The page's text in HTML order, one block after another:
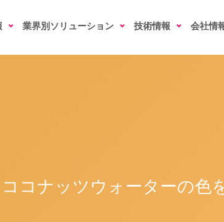
業界別ソリューション 技術情報 会社情
ココナッツウォーターの色